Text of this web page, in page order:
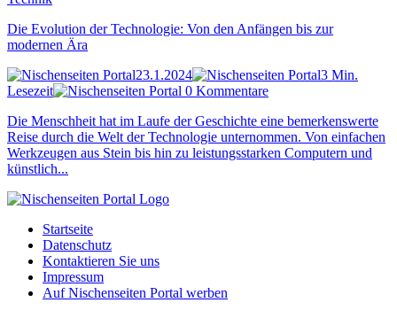
Die Evolution der Technologie: Von den Anfängen bis zur
modernen Ära
23.1.2024
3 Min.
Lesezeit
0 Kommentare
Die Menschheit hat im Laufe der Geschichte eine bemerkenswerte
Reise durch die Welt der Technologie unternommen. Von einfachen
Werkzeugen aus Stein bis hin zu leistungsstarken Computern und
künstlich...
Startseite
Datenschutz
Kontaktieren Sie uns
Impressum
Auf Nischenseiten Portal werben